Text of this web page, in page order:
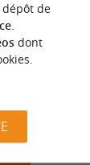
de
.
dont